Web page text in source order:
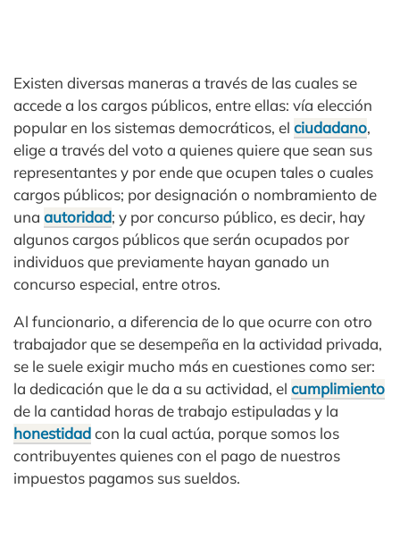
Existen diversas maneras a través de las cuales se
accede a los cargos públicos, entre ellas: vía elección
popular en los sistemas democráticos, el ciudadano,
elige a través del voto a quienes quiere que sean sus
representantes y por ende que ocupen tales o cuales
cargos públicos; por designación o nombramiento de
una autoridad; y por concurso público, es decir, hay
algunos cargos públicos que serán ocupados por
individuos que previamente hayan ganado un
concurso especial, entre otros.
Al funcionario, a diferencia de lo que ocurre con otro
trabajador que se desempeña en la actividad privada,
se le suele exigir mucho más en cuestiones como ser:
la dedicación que le da a su actividad, el cumplimiento
de la cantidad horas de trabajo estipuladas y la
honestidadcon la cual actúa, porque somos los
contribuyentes quienes con el pago de nuestros
impuestos pagamos sus sueldos.